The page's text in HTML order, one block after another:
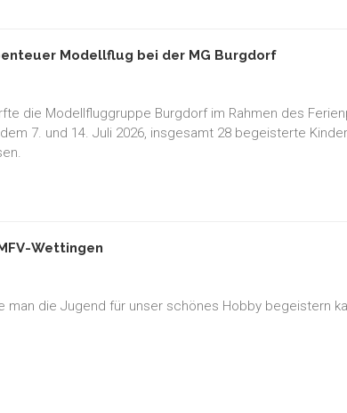
Modellflug bei der MG Burgdorf
die Modellfluggruppe Burgdorf im Rahmen des
7. und 14. Juli 2026, insgesamt 28 begeisterte
Wettingen
man die Jugend für unser schönes Hobby begeistern